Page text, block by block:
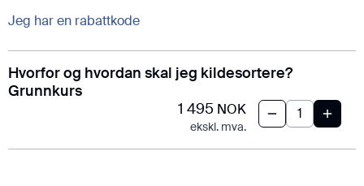
Jeg har en rabattkode
Hvorfor og hvordan skal jeg kildesortere?
Grunnkurs
1 495 NOK
ekskl. mva.